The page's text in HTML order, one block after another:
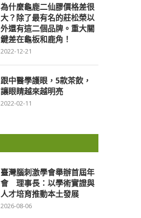
為什麼龜鹿二仙膠價格差很
大？除了最有名的莊松榮以
外還有這二個品牌。重大關
鍵差在龜板和鹿角！
2022-12-21
跟中醫學護眼，5款茶飲，
讓眼睛越來越明亮
2022-02-11
臺灣腦刺激學會舉辦首屆年
會 理事長：以學術實證與
人才培育推動本土發展
2026-08-06